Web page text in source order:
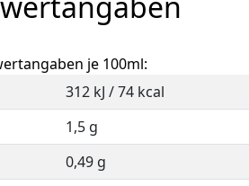
je 100ml:
312 kJ / 74 kcal
1,5 g
0,49 g